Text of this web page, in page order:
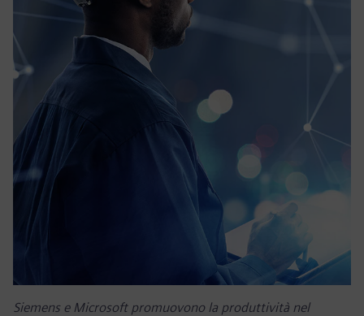
Siemens e Microsoft promuovono la produttività nel